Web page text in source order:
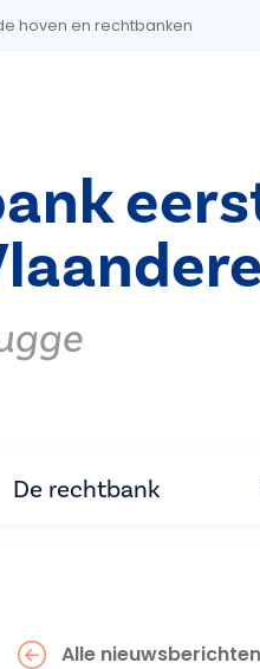
hoven en rechtbanken
De rechtbank
Alle nieuwsberichten